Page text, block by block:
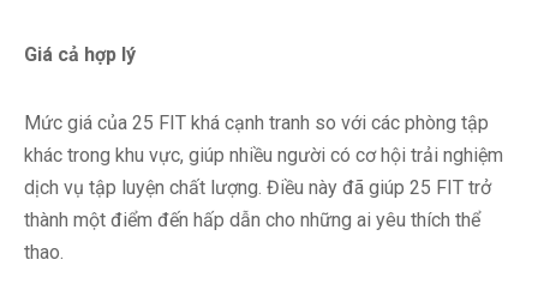
Giá cả hợp lý
Mức giá của 25 FIT khá cạnh tranh so với các phòng tập
khác trong khu vực, giúp nhiều người có cơ hội trải nghiệm
dịch vụ tập luyện chất lượng. Điều này đã giúp 25 FIT trở
thành một điểm đến hấp dẫn cho những ai yêu thích thể
thao.